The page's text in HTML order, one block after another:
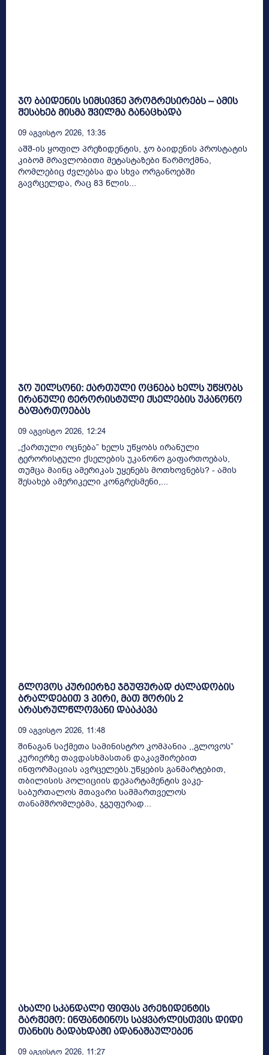
ჯო ბაიდენის სიმსივნე პროგრესირებს – ამის
შესახებ მისმა შვილმა განაცხადა
09 Აგვისტო 2026, 13:35
აშშ-ის ყოფილ პრეზიდენტის, ჯო ბაიდენის პროსტატის
კიბომ მრავლობითი მეტასტაზები წარმოქმნა,
რომლებიც ძვლებსა და სხვა ორგანოებში
გავრცელდა, რაც 83 წლის...
ჯო უილსონი: ქართული ოცნება ხელს უწყობს
ირანული ტერორისტული ქსელების უკანონო
გაფართოებას
09 Აგვისტო 2026, 12:24
„ქართული ოცნება” ხელს უწყობს ირანული
ტერორისტული ქსელების უკანონო გაფართოებას,
თუმცა მაინც ამერიკას უყენებს მოთხოვნებს? - ამის
შესახებ ამერიკელი კონგრესმენი,...
გლოვოს კურიერზე ჯგუფურად ძალადობის
ბრალდებით 3 პირი, მათ შორის 2
არასრულწლოვანი დააკავა
09 Აგვისტო 2026, 11:48
შინაგან საქმეთა სამინისტრო კომპანია ,,გლოვოს”
კურიერზე თავდასხმასთან დაკავშირებით
ინფორმაციას ავრცელებს.უწყების განმარტებით,
თბილისის პოლიციის დეპარტამენტის ვაკე-
საბურთალოს მთავარი სამმართველოს
თანამშრომლებმა, ჯგუფურად...
ახალი სკანდალი ფიფას პრეზიდენტის
გარშემო: ინფანტინოს საყვარლისთვის დიდი
თანხის გადახდაში ადანაშაულებენ
09 Აგვისტო 2026, 11:27